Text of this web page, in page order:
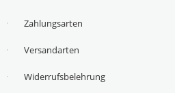
Zahlungsarten
Versandarten
Widerrufsbelehrung